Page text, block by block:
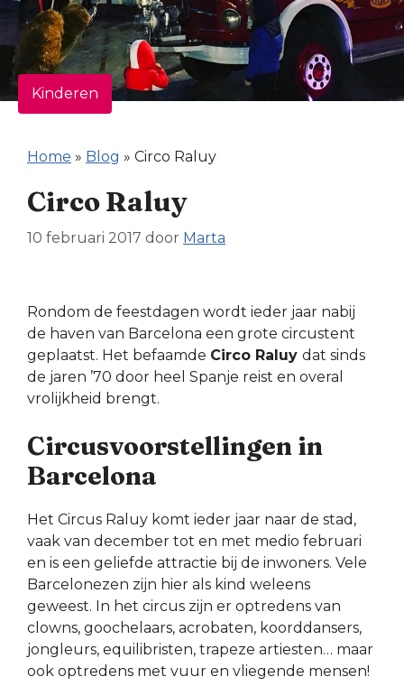
Kinderen
Home » Blog » Circo Raluy
Circo Raluy
10 februari 2017 door Marta
Rondom de feestdagen wordt ieder jaar nabij
de haven van Barcelona een grote circustent
geplaatst. Het befaamde Circo Raluy dat sinds
de jaren ’70 door heel Spanje reist en overal
vrolijkheid brengt.
Circusvoorstellingen in
Barcelona
Het Circus Raluy komt ieder jaar naar de stad,
vaak van december tot en met medio februari
en is een geliefde attractie bij de inwoners. Vele
Barcelonezen zijn hier als kind weleens
geweest. In het circus zijn er optredens van
clowns, goochelaars, acrobaten, koorddansers,
jongleurs, equilibristen, trapeze artiesten… maar
ook optredens met vuur en vliegende mensen!